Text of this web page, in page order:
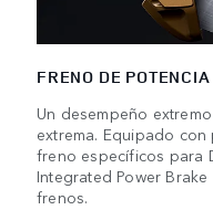
FRENO DE
Un desempeño
extrema. Equipado
freno específicos para
Integrated Power
frenos.